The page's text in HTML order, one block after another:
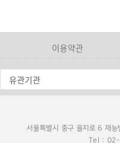
이용약관
서울특별시 중구 을지로 6 재
Tel :